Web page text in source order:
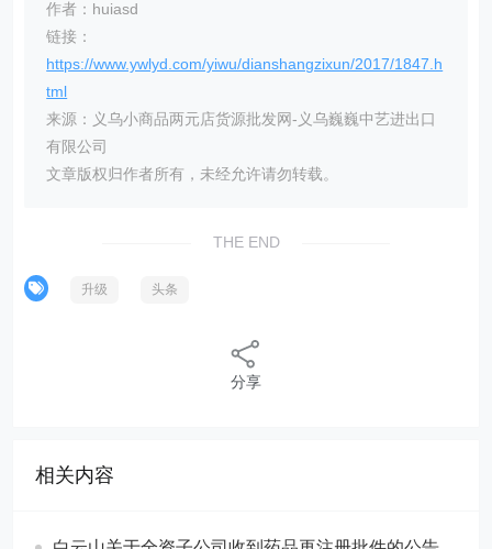
作者：huiasd
链接：
https://www.ywlyd.com/yiwu/dianshangzixun/2017/1847.h
tml
来源：义乌小商品两元店货源批发网-义乌巍巍中艺进出口
有限公司
文章版权归作者所有，未经允许请勿转载。
THE END
升级 头条
分享
相关内容